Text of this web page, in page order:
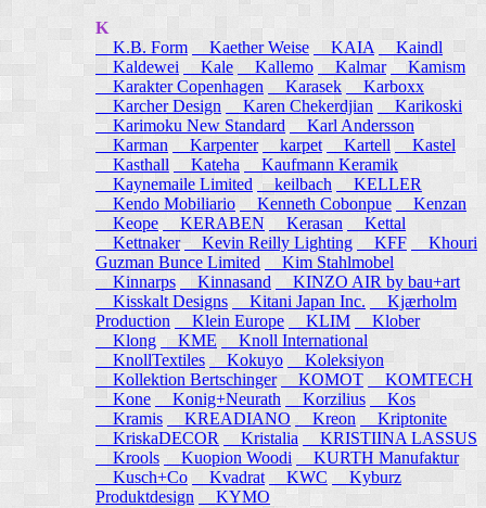
K
K.B. Form
Kaether Weise KAIA
Kaindl
Kaldewei
Kale Kallemo Kalmar
Kamism
Karakter Copenhagen
Karasek
Karboxx
Karcher Design
Karen Chekerdjian
Karikoski
Karimoku New Standard
Karl Andersson
Karman
Karpenter karpet Kartell
Kastel
Kasthall
Kateha
Kaufmann Keramik
Kaynemaile Limited keilbach
KELLER
Kendo Mobiliario
Kenneth Cobonpue
Kenzan
Keope
KERABEN Kerasan
Kettal
Kettnaker Kevin Reilly Lighting KFF
Khouri
Guzman Bunce Limited
Kim Stahlmobel
Kinnarps
Kinnasand
KINZO AIR by bau+art
Kisskalt Designs
Kitani Japan Inc.
Kjærholm
Production
Klein Europe KLIM
Klober
Klong
KME
Knoll International
KnollTextiles
Kokuyo
Koleksiyon
Kollektion Bertschinger KOMOT
KOMTECH
Kone
Konig+Neurath Korzilius
Kos
Kramis
KREADIANO Kreon
Kriptonite
KriskaDECOR
Kristalia
KRISTIINA LASSUS
Krools
Kuopion Woodi
KURTH Manufaktur
Kusch+Co
Kvadrat KWC
Kyburz
Produktdesign
KYMO